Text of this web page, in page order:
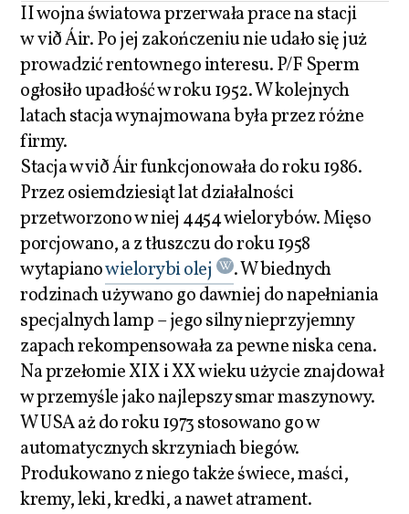
II wojna światowa przerwała prace na stacji
w við Áir. Po jej zakończeniu nie udało się już
prowadzić rentownego interesu. P/F Sperm
ogłosiło upadłość w roku 1952. W kolejnych
latach stacja wynajmowana była przez różne
firmy.
Stacja w við Áir funkcjonowała do roku 1986.
Przez osiemdziesiąt lat działalności
przetworzono w niej 4454 wielorybów. Mięso
porcjowano, a z tłuszczu do roku 1958
wytapianowielorybi olej
. W biednych
rodzinach używano go dawniej do napełniania
specjalnych lamp – jego silny nieprzyjemny
zapach rekompensowała za pewne niska cena.
Na przełomie XIX i XX wieku użycie znajdował
w przemyśle jako najlepszy smar maszynowy.
W USA aż do roku 1973 stosowano go w
automatycznych skrzyniach biegów.
Produkowano z niego także świece, maści,
kremy, leki, kredki, a nawet atrament.